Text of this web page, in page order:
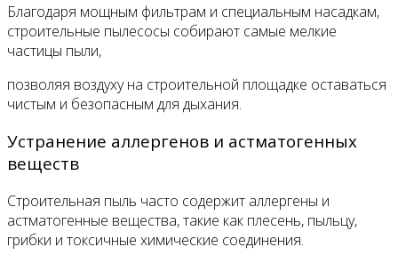
Благодаря мощным фильтрам и специальным насадкам,
строительные пылесосы собирают самые мелкие
частицы пыли,
позволяя воздуху на строительной площадке оставаться
чистым и безопасным для дыхания.
Устранение аллергенов и астматогенных
веществ
Строительная пыль часто содержит аллергены и
астматогенные вещества, такие как плесень, пыльцу,
грибки и токсичные химические соединения.